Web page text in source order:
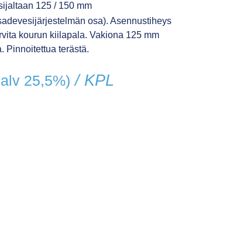
125 / 150 mm
osa). Asennustiheys
kourun kiilapala. Vakiona 125 mm
Pinnoitettua terästä.
25,5%) / KPL